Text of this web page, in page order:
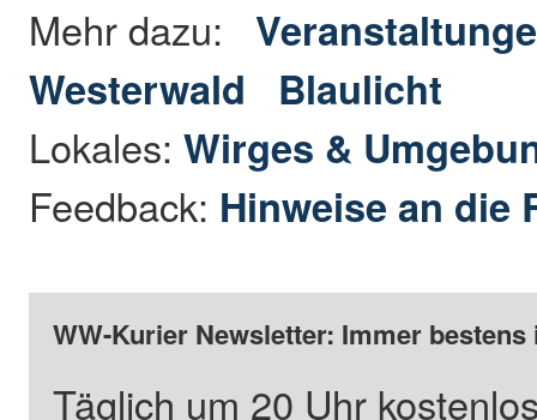
Mehr dazu:
Westerwald
Blaulicht
Lokales:Wirges &
Feedback: Hinweise an die
WW-Kurier Newsletter: Immer
Täglich um 20 Uhr